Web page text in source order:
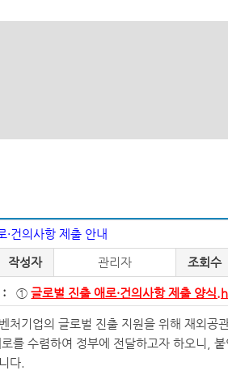
·건의사항 제출 안내
작성자 관리자
조회수
: ①글로벌 진출 애로·건의사항 제출 양식
처기업의 글로벌 진출 지원을 위해 재외
로를 수렴하여 정부에 전달하고자 하오니
다.